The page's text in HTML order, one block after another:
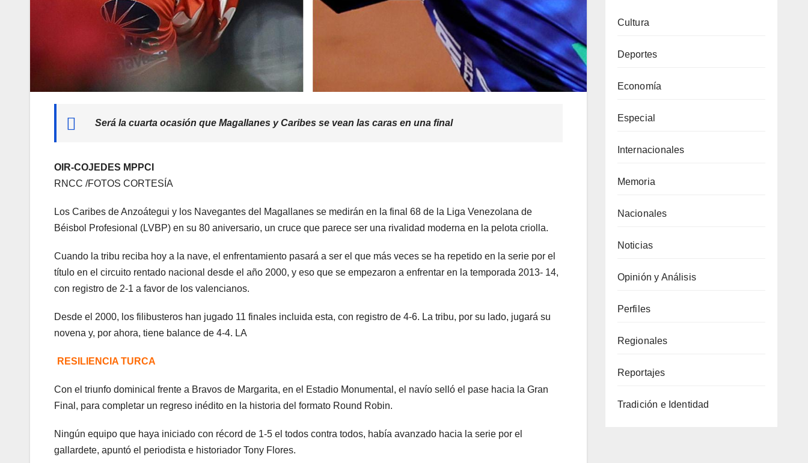
Será la cuarta ocasión que Magallanes y Caribes se vean las caras en una final
OIR-COJEDES MPPCI
RNCC /FOTOS CORTESÍA
Los Caribes de Anzoátegui y los Navegantes del Magallanes se medirán en la final 68 de la Liga Venezolana de
Béisbol Profesional (LVBP) en su 80 aniversario, un cruce que parece ser una rivalidad moderna en la pelota criolla.
Cuando la tribu reciba hoy a la nave, el enfrentamiento pasará a ser el que más veces se ha repetido en la serie por el
título en el circuito rentado nacional desde el año 2000, y eso que se empezaron a enfrentar en la temporada 2013- 14,
con registro de 2-1 a favor de los valencianos.
Desde el 2000, los filibusteros han jugado 11 finales incluida esta, con registro de 4-6. La tribu, por su lado, jugará su
novena y, por ahora, tiene balance de 4-4. LA
RESILIENCIA TURCA
Con el triunfo dominical frente a Bravos de Margarita, en el Estadio Monumental, el navío selló el pase hacia la Gran
Final, para completar un regreso inédito en la historia del formato Round Robin.
Ningún equipo que haya iniciado con récord de 1-5 el todos contra todos, había avanzado hacia la serie por el
gallardete, apuntó el periodista e historiador Tony Flores.
Cultura
Deportes
Economía
Especial
Internacionales
Memoria
Nacionales
Noticias
Opinión y Análisis
Perfiles
Regionales
Reportajes
Tradición e Identidad